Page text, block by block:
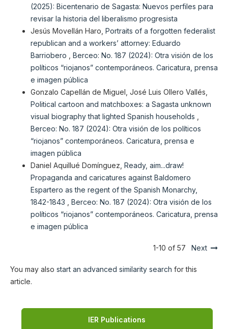
(2025): Bicentenario de Sagasta: Nuevos perfiles para
revisar la historia del liberalismo progresista
Jesús Movellán Haro, Portraits of a forgotten federalist
republican and a workers’ attorney: Eduardo
Barriobero
Berceo: No. 187 (2024): Otra visión de los
políticos “riojanos” contemporáneos. Caricatura, prensa
e imagen pública
Gonzalo Capellán de Miguel, José Luis Ollero Vallés,
Political cartoon and matchboxes: a Sagasta unknown
visual biography that lighted Spanish households
Berceo: No. 187 (2024): Otra visión de los políticos
“riojanos” contemporáneos. Caricatura, prensa e
imagen pública
Daniel Aquillué Domínguez, Ready, aim...draw!
Propaganda and caricatures against Baldomero
Espartero as the regent of the Spanish Monarchy,
1842-1843
Berceo: No. 187 (2024): Otra visión de los
políticos “riojanos” contemporáneos. Caricatura, prensa
e imagen pública
1-10 of 57 Next
You may also start an advanced similarity search for this
article.
IER Publications